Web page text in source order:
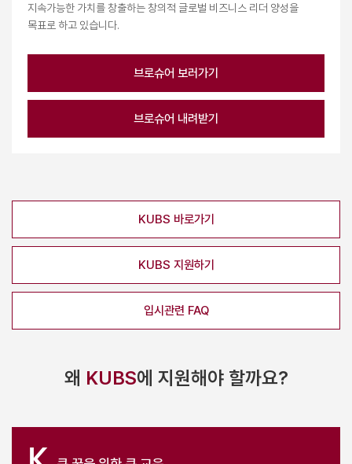
지속가능한 가치를 창출하는 창의적 글로벌 비즈니스 리더 양성을
목표로 하고 있습니다.
브로슈어 보러가기
브로슈어 내려받기
KUBS 바로가기
KUBS 지원하기
입시관련 FAQ
왜 KUBS에 지원해야 할까요?